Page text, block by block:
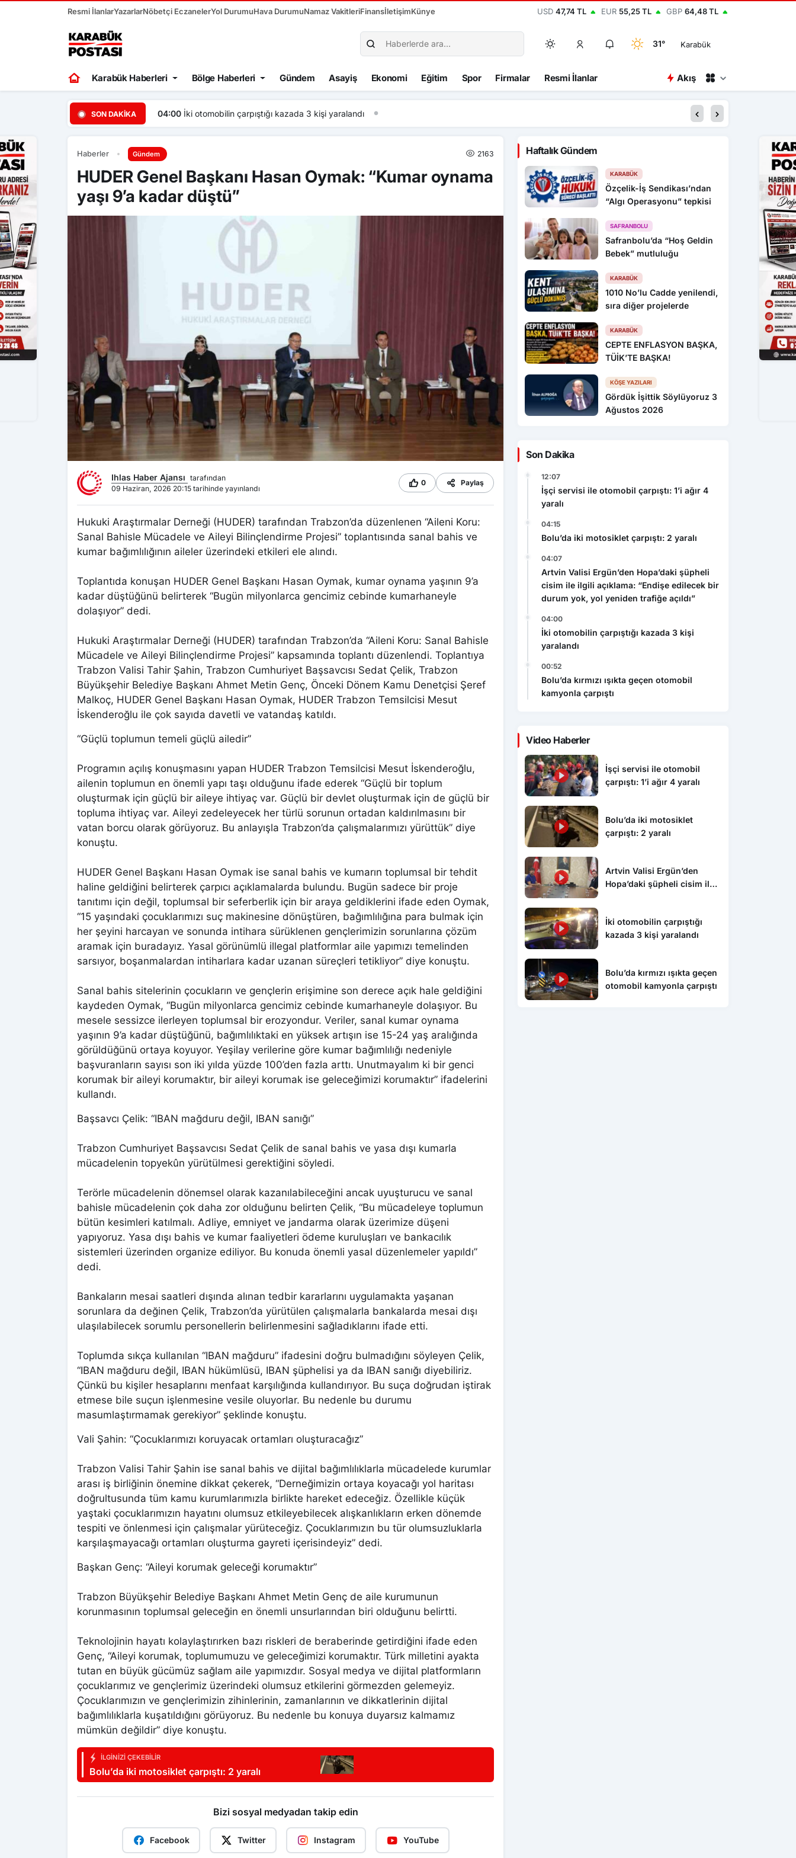
Resmi İlanlarYazarlarNöbetçi EczanelerYol DurumuHava DurumuNamaz VakitleriFinansİletişimKünye USD 47,74 TL EUR 55,25 TL GBP 64,48 TL
31° Karabük
Karabük Haberleri Bölge Haberleri Gündem Asayiş Ekonomi Eğitim Spor Firmalar Resmi İlanlar Akış
SON DAKIKA
yok, yol yeniden trafiğe açıldı” 04:00 İki otomobilin çarpıştığı kazada 3 kişi yaralandı 00:52 Bolu’da kırmızı
Haberler Gündem 2163
HUDER Genel Başkanı Hasan Oymak: “Kumar oynama
yaşı 9’a kadar düştü”
Ihlas Haber Ajansı tarafından
09 Haziran, 2026 20:15 tarihinde yayınlandı
0 Paylaş
Hukuki Araştırmalar Derneği (HUDER) tarafından Trabzon’da düzenlenen “Aileni Koru:
Sanal Bahisle Mücadele ve Aileyi Bilinçlendirme Projesi” toplantısında sanal bahis ve
kumar bağımlılığının aileler üzerindeki etkileri ele alındı.
Toplantıda konuşan HUDER Genel Başkanı Hasan Oymak, kumar oynama yaşının 9’a
kadar düştüğünü belirterek “Bugün milyonlarca gencimiz cebinde kumarhaneyle
dolaşıyor” dedi.
Hukuki Araştırmalar Derneği (HUDER) tarafından Trabzon’da “Aileni Koru: Sanal Bahisle
Mücadele ve Aileyi Bilinçlendirme Projesi” kapsamında toplantı düzenlendi. Toplantıya
Trabzon Valisi Tahir Şahin, Trabzon Cumhuriyet Başsavcısı Sedat Çelik, Trabzon
Büyükşehir Belediye Başkanı Ahmet Metin Genç, Önceki Dönem Kamu Denetçisi Şeref
Malkoç, HUDER Genel Başkanı Hasan Oymak, HUDER Trabzon Temsilcisi Mesut
İskenderoğlu ile çok sayıda davetli ve vatandaş katıldı.
“Güçlü toplumun temeli güçlü ailedir”
Programın açılış konuşmasını yapan HUDER Trabzon Temsilcisi Mesut İskenderoğlu,
ailenin toplumun en önemli yapı taşı olduğunu ifade ederek “Güçlü bir toplum
oluşturmak için güçlü bir aileye ihtiyaç var. Güçlü bir devlet oluşturmak için de güçlü bir
topluma ihtiyaç var. Aileyi zedeleyecek her türlü sorunun ortadan kaldırılmasını bir
vatan borcu olarak görüyoruz. Bu anlayışla Trabzon’da çalışmalarımızı yürüttük” diye
konuştu.
HUDER Genel Başkanı Hasan Oymak ise sanal bahis ve kumarın toplumsal bir tehdit
haline geldiğini belirterek çarpıcı açıklamalarda bulundu. Bugün sadece bir proje
tanıtımı için değil, toplumsal bir seferberlik için bir araya geldiklerini ifade eden Oymak,
“15 yaşındaki çocuklarımızı suç makinesine dönüştüren, bağımlılığına para bulmak için
her şeyini harcayan ve sonunda intihara sürüklenen gençlerimizin sorunlarına çözüm
aramak için buradayız. Yasal görünümlü illegal platformlar aile yapımızı temelinden
sarsıyor, boşanmalardan intiharlara kadar uzanan süreçleri tetikliyor” diye konuştu.
Sanal bahis sitelerinin çocukların ve gençlerin erişimine son derece açık hale geldiğini
kaydeden Oymak, “Bugün milyonlarca gencimiz cebinde kumarhaneyle dolaşıyor. Bu
mesele sessizce ilerleyen toplumsal bir erozyondur. Veriler, sanal kumar oynama
yaşının 9’a kadar düştüğünü, bağımlılıktaki en yüksek artışın ise 15-24 yaş aralığında
görüldüğünü ortaya koyuyor. Yeşilay verilerine göre kumar bağımlılığı nedeniyle
başvuranların sayısı son iki yılda yüzde 100’den fazla arttı. Unutmayalım ki bir genci
korumak bir aileyi korumaktır, bir aileyi korumak ise geleceğimizi korumaktır” ifadelerini
kullandı.
Başsavcı Çelik: “IBAN mağduru değil, IBAN sanığı”
Trabzon Cumhuriyet Başsavcısı Sedat Çelik de sanal bahis ve yasa dışı kumarla
mücadelenin topyekûn yürütülmesi gerektiğini söyledi.
Terörle mücadelenin dönemsel olarak kazanılabileceğini ancak uyuşturucu ve sanal
bahisle mücadelenin çok daha zor olduğunu belirten Çelik, “Bu mücadeleye toplumun
bütün kesimleri katılmalı. Adliye, emniyet ve jandarma olarak üzerimize düşeni
yapıyoruz. Yasa dışı bahis ve kumar faaliyetleri ödeme kuruluşları ve bankacılık
sistemleri üzerinden organize ediliyor. Bu konuda önemli yasal düzenlemeler yapıldı”
dedi.
Bankaların mesai saatleri dışında alınan tedbir kararlarını uygulamakta yaşanan
sorunlara da değinen Çelik, Trabzon’da yürütülen çalışmalarla bankalarda mesai dışı
ulaşılabilecek sorumlu personellerin belirlenmesini sağladıklarını ifade etti.
Toplumda sıkça kullanılan “IBAN mağduru” ifadesini doğru bulmadığını söyleyen Çelik,
“IBAN mağduru değil, IBAN hükümlüsü, IBAN şüphelisi ya da IBAN sanığı diyebiliriz.
Çünkü bu kişiler hesaplarını menfaat karşılığında kullandırıyor. Bu suça doğrudan iştirak
etmese bile suçun işlenmesine vesile oluyorlar. Bu nedenle bu durumu
masumlaştırmamak gerekiyor” şeklinde konuştu.
Vali Şahin: “Çocuklarımızı koruyacak ortamları oluşturacağız”
Trabzon Valisi Tahir Şahin ise sanal bahis ve dijital bağımlılıklarla mücadelede kurumlar
arası iş birliğinin önemine dikkat çekerek, “Derneğimizin ortaya koyacağı yol haritası
doğrultusunda tüm kamu kurumlarımızla birlikte hareket edeceğiz. Özellikle küçük
yaştaki çocuklarımızın hayatını olumsuz etkileyebilecek alışkanlıkların erken dönemde
tespiti ve önlenmesi için çalışmalar yürüteceğiz. Çocuklarımızın bu tür olumsuzluklarla
karşılaşmayacağı ortamları oluşturma gayreti içerisindeyiz” dedi.
Başkan Genç: “Aileyi korumak geleceği korumaktır”
Trabzon Büyükşehir Belediye Başkanı Ahmet Metin Genç de aile kurumunun
korunmasının toplumsal geleceğin en önemli unsurlarından biri olduğunu belirtti.
Teknolojinin hayatı kolaylaştırırken bazı riskleri de beraberinde getirdiğini ifade eden
Genç, “Aileyi korumak, toplumumuzu ve geleceğimizi korumaktır. Türk milletini ayakta
tutan en büyük gücümüz sağlam aile yapımızdır. Sosyal medya ve dijital platformların
çocuklarımız ve gençlerimiz üzerindeki olumsuz etkilerini görmezden gelemeyiz.
Çocuklarımızın ve gençlerimizin zihinlerinin, zamanlarının ve dikkatlerinin dijital
bağımlılıklarla kuşatıldığını görüyoruz. Bu nedenle bu konuya duyarsız kalmamız
mümkün değildir” diye konuştu.
İLGINIZI ÇEKEBILIR
Bolu’da iki motosiklet çarpıştı: 2 yaralı
Bizi sosyal medyadan takip edin
Facebook Twitter Instagram YouTube
Haftalık Gündem
KARABÜK
Özçelik-İş Sendikası’ndan
“Algı Operasyonu” tepkisi
SAFRANBOLU
Safranbolu’da “Hoş Geldin
Bebek” mutluluğu
KARABÜK
1010 No’lu Cadde yenilendi,
sıra diğer projelerde
KARABÜK
CEPTE ENFLASYON BAŞKA,
TÜİK’TE BAŞKA!
KÖŞE YAZILARI
Gördük İşittik Söylüyoruz 3
Ağustos 2026
Son Dakika
12:07
İşçi servisi ile otomobil çarpıştı: 1’i ağır 4
yaralı
04:15
Bolu’da iki motosiklet çarpıştı: 2 yaralı
04:07
Artvin Valisi Ergün’den Hopa’daki şüpheli
cisim ile ilgili açıklama: “Endişe edilecek bir
durum yok, yol yeniden trafiğe açıldı”
04:00
İki otomobilin çarpıştığı kazada 3 kişi
yaralandı
00:52
Bolu’da kırmızı ışıkta geçen otomobil
kamyonla çarpıştı
Video Haberler
İşçi servisi ile otomobil
çarpıştı: 1’i ağır 4 yaralı
Bolu’da iki motosiklet
çarpıştı: 2 yaralı
Artvin Valisi Ergün’den
Hopa’daki şüpheli cisim ile
yeniden trafiğe açıldı”
İki otomobilin çarpıştığı
kazada 3 kişi yaralandı
Bolu’da kırmızı ışıkta geçen
otomobil kamyonla çarpıştı